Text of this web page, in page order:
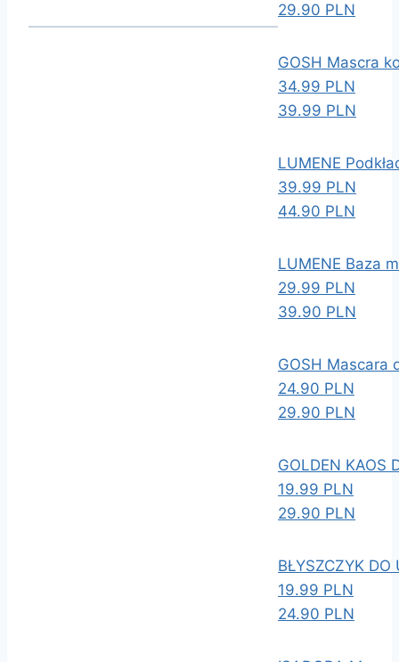
29.90 PLN
GOSH Mascra
34.99 PLN
39.99 PLN
LUMENE
39.99 PLN
44.90 PLN
LUMENE Baza
29.99 PLN
39.90 PLN
GOSH Mascara
24.90 PLN
29.90 PLN
GOLDEN KAOS
19.99 PLN
29.90 PLN
BŁYSZCZYK DO
19.99 PLN
24.90 PLN